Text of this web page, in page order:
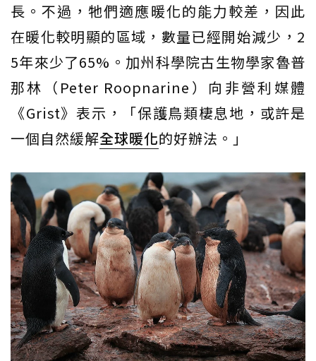
長。不過，牠們適應暖化的能力較差，因此
在暖化較明顯的區域，數量已經開始減少，2
5年來少了65%。加州科學院古生物學家魯普
那林（Peter Roopnarine）向非營利媒體
《Grist》表示，「保護鳥類棲息地，或許是
一個自然緩解全球暖化的好辦法。」